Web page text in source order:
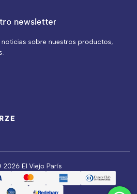
newsletter
sobre nuestros productos,
2026 El Viejo París